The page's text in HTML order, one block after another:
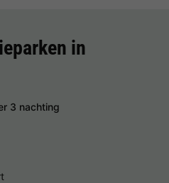
in
3 nachting